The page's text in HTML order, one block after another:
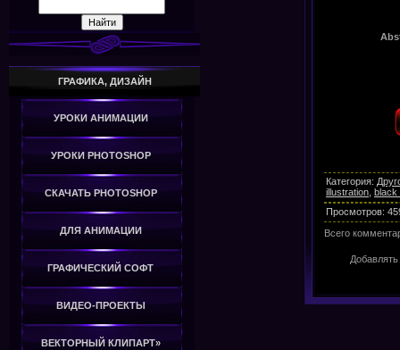
ГРАФИКА, ДИЗАЙН
УРОКИ АНИМАЦИИ
УРОКИ PHOTOSHOP
СКАЧАТЬ PHOTOSHOP
ДЛЯ АНИМАЦИИ
ГРАФИЧЕСКИЙ СОФТ
ВИДЕО-ПРОЕКТЫ
ВЕКТОРНЫЙ КЛИПАРТ»
Категория:
illustration black
Просмотров:
Всего